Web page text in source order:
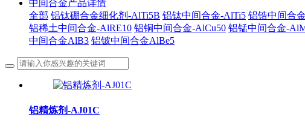
中间合金产品详情
全部 铝钛硼合金细化剂-AlTi5B 铝钛中间合金-AlTi5 铝锆中间合
铝稀土中间合金-AlRE10 铝铜中间合金-AlCu50 铝锰中间合金-
中间合金AlB3 铝铍中间合金AlBe5
铝精炼剂-AJ01C